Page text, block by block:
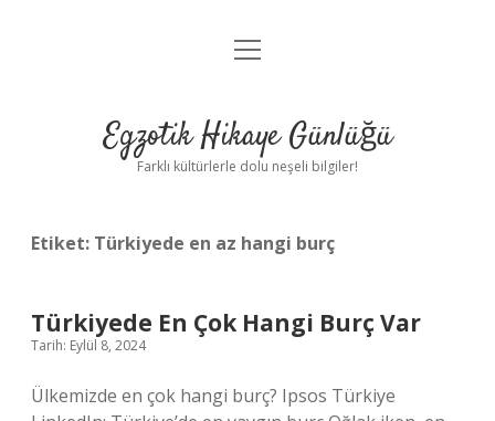
Anasayfa
Yasal Uyarı
menüyü
Egzotik Hikaye Günlüğü
Farklı kültürlerle dolu neşeli bilgiler!
Etiket: Türkiyede en az hangi burç
Türkiyede En Çok Hangi Burç Var
Tarih: Eylül 8, 2024
Ülkemizde en çok hangi burç? Ipsos Türkiye